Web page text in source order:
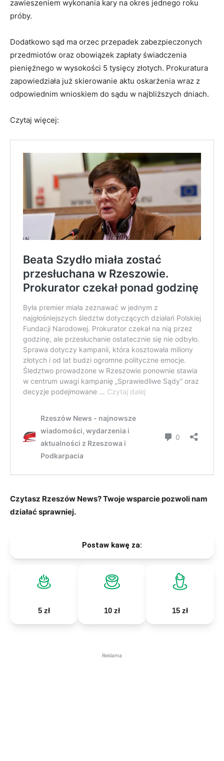
zawieszeniem wykonania kary na okres jednego roku
próby.
Dodatkowo sąd ma orzec przepadek zabezpieczonych
przedmiotów oraz obowiązek zapłaty świadczenia
pieniężnego w wysokości 5 tysięcy złotych. Prokuratura
zapowiedziała już skierowanie aktu oskarżenia wraz z
odpowiednim wnioskiem do sądu w najbliższych dniach.
Czytaj więcej:
Czytasz Rzeszów News? Twoje wsparcie pozwoli nam
działać sprawniej.
Postaw kawę za:
5 zł 10 zł 15 zł
Reklama